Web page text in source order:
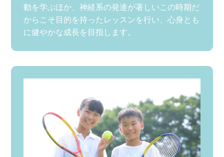
動を学ぶほか、神経系の発達が著しいこの時期だ
からこそ目的を持ったレッスンを行い、心身とも
に健やかな成長を目指します。